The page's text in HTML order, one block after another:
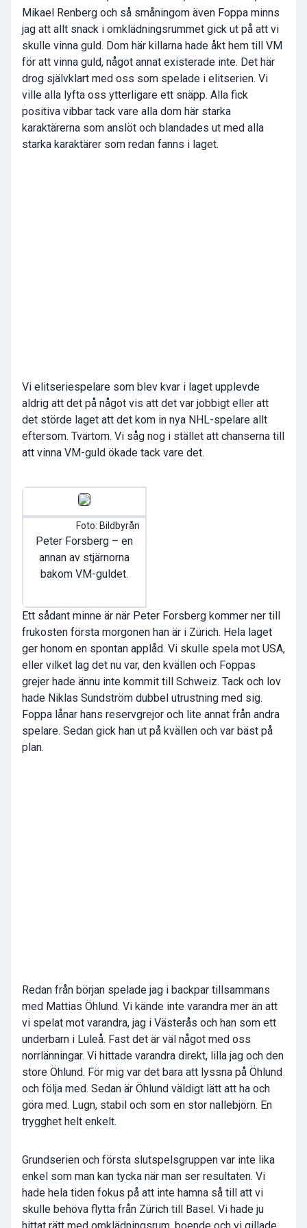
Mikael Renberg och så småningom även Foppa minns
jag att allt snack i omklädningsrummet gick ut på att vi
skulle vinna guld. Dom här killarna hade åkt hem till VM
för att vinna guld, något annat existerade inte. Det här
drog självklart med oss som spelade i elitserien. Vi
ville alla lyfta oss ytterligare ett snäpp. Alla fick
positiva vibbar tack vare alla dom här starka
karaktärerna som anslöt och blandades ut med alla
starka karaktärer som redan fanns i laget.
Vi elitseriespelare som blev kvar i laget upplevde
aldrig att det på något vis att det var jobbigt eller att
det störde laget att det kom in nya NHL-spelare allt
eftersom. Tvärtom. Vi såg nog i stället att chanserna till
att vinna VM-guld ökade tack vare det.
Foto: Bildbyrån
Peter Forsberg – en
annan av stjärnorna
bakom VM-guldet.
Ett sådant minne är när Peter Forsberg kommer ner till
frukosten första morgonen han är i Zürich. Hela laget
ger honom en spontan applåd. Vi skulle spela mot USA,
eller vilket lag det nu var, den kvällen och Foppas
grejer hade ännu inte kommit till Schweiz. Tack och lov
hade Niklas Sundström dubbel utrustning med sig.
Foppa lånar hans reservgrejor och lite annat från andra
spelare. Sedan gick han ut på kvällen och var bäst på
plan.
Redan från början spelade jag i backpar tillsammans
med Mattias Öhlund. Vi kände inte varandra mer än att
vi spelat mot varandra, jag i Västerås och han som ett
underbarn i Luleå. Fast det är väl något med oss
norrlänningar. Vi hittade varandra direkt, lilla jag och den
store Öhlund. För mig var det bara att lyssna på Öhlund
och följa med. Sedan är Öhlund väldigt lätt att ha och
göra med. Lugn, stabil och som en stor nallebjörn. En
trygghet helt enkelt.
Grundserien och första slutspelsgruppen var inte lika
enkel som man kan tycka när man ser resultaten. Vi
hade hela tiden fokus på att inte hamna så till att vi
skulle behöva flytta från Zürich till Basel. Vi hade ju